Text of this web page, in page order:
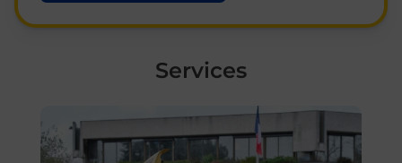
Services
En savoir plus